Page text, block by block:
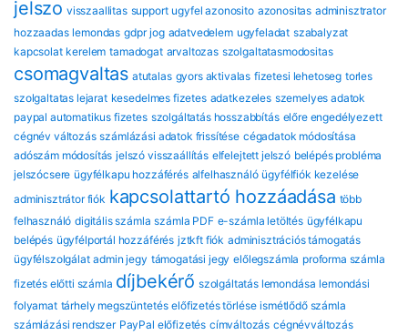
jelszo visszaallitas support ugyfel azonosito azonositas adminisztrator
hozzaadas lemondas gdpr jog adatvedelem ugyfeladat szabalyzat
kapcsolat kerelem tamadogat arvaltozas szolgaltatasmodositas
csomagvaltas atutalas gyors aktivalas fizetesi lehetoseg torles
szolgaltatas lejarat kesedelmes fizetes adatkezeles szemelyes adatok
paypal automatikus fizetes szolgáltatás hosszabbítás előre engedélyezett
cégnév változás számlázási adatok frissítése cégadatok módosítása
adószám módosítás jelszó visszaállítás elfelejtett jelszó belépés probléma
jelszócsere ügyfélkapu hozzáférés alfelhasználó ügyfélfiók kezelése
adminisztrátor fiók kapcsolattartó hozzáadása több
felhasználó digitális számla számla PDF e-számla letöltés ügyfélkapu
belépés ügyfélportál hozzáférés jztkft fiók adminisztrációs támogatás
ügyfélszolgálat admin jegy támogatási jegy előlegszámla proforma számla
fizetés előtti számla díjbekérő szolgáltatás lemondása lemondási
folyamat tárhely megszüntetés előfizetés törlése ismétlődő számla
számlázási rendszer PayPal előfizetés címváltozás cégnévváltozás